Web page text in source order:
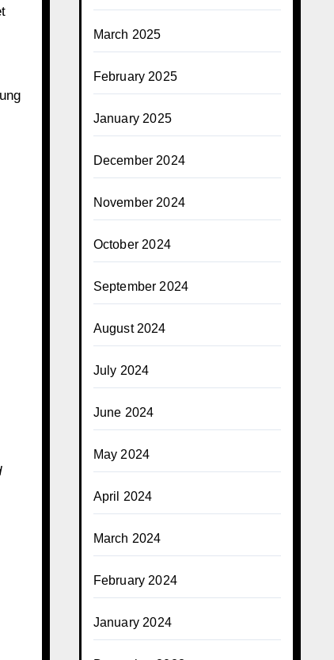
March 2025
February 2025
January 2025
December 2024
November 2024
October 2024
September 2024
August 2024
July 2024
June 2024
May 2024
April 2024
March 2024
February 2024
January 2024